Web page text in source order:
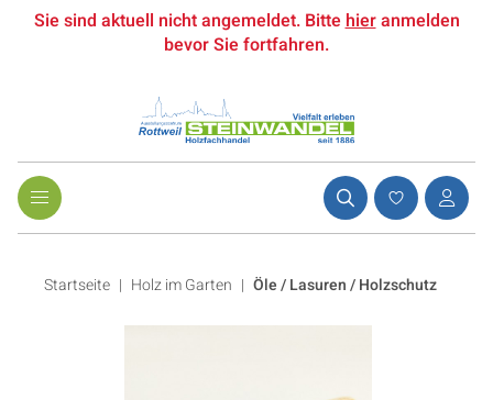
Sie sind aktuell nicht angemeldet. Bittehieranmelden
bevor Sie fortfahren.
Startseite Holz im Garten | Öle / Lasuren / Holzschutz